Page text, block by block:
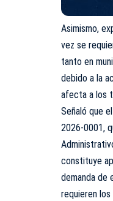
Asimismo,
vez se
tanto en
debido a la
afecta a los
Señaló que
2026-0001,
constituye
demanda de
requieren